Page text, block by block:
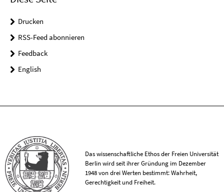
Drucken
RSS-Feed abonnieren
Feedback
English
Das wissenschaftliche Ethos der Freien Universität
Berlin wird seit ihrer Gründung im Dezember
1948 von drei Werten bestimmt: Wahrheit,
Gerechtigkeit und Freiheit.